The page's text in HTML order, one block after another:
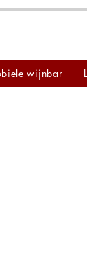
wijnbar